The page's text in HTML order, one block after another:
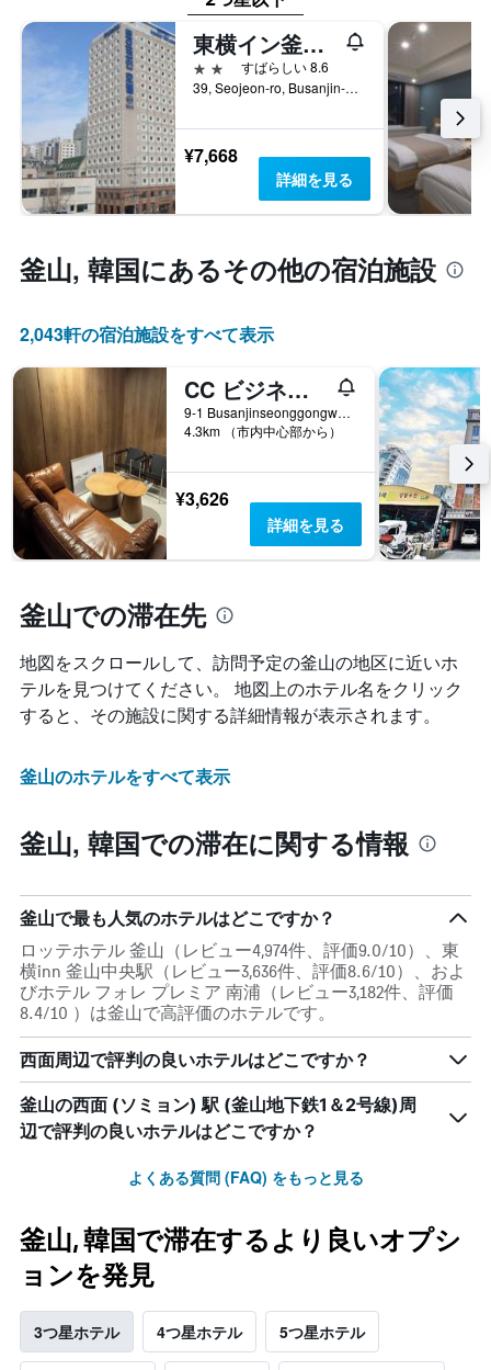
東横イン釜山西面(ソミョン)
2つ星
すばらしい 8.6
39, Seojeon-ro, Busanjin-gu, 釜山, 韓国
¥7,668
詳細を見る
釜山, 韓国​にあるその他の宿泊施設
2,043​軒の宿泊施設をすべて表示
CC ビジネス ホテル
9-1 Busanjinseonggongwon-ro, Dong-gu, 釜山, 韓国
4.3km （市内中心部から）
¥3,626
詳細を見る
釜山での滞在先
地図をスクロールして、訪問予定の釜山​の地区に近いホ
テルを見つけてください。 地図上のホテル名をクリック
すると、その施設に関する詳細情報が表示されます。
釜山のホテルをすべて表示
釜山, 韓国での滞在に関する情報
釜山で最も人気のホテルはどこですか？
ロッテホテル 釜山（レビュー4,974件、評価9.0/10）、東
横inn 釜山中央駅（レビュー3,636件、評価8.6/10）、およ
びホテル フォレ プレミア 南浦（レビュー3,182件、評価
8.4/10 ）は釜山で高評価のホテルです。
西面周辺で評判の良いホテルはどこですか？
釜山の西面 (ソミョン) 駅 (釜山地下鉄1＆2号線)周
辺で評判の良いホテルはどこですか？
よくある質問 (FAQ) をもっと見る
釜山, 韓国で滞在するより良いオプシ
ョンを発見
3つ星ホテル 4つ星ホテル 5つ星ホテル